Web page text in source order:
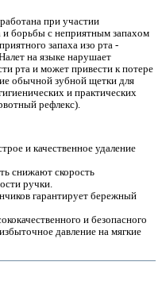
при участии
и борьбы с неприятным запахом
запаха изо рта -
на языке нарушает
рта и может привести к потере
обычной зубной щетки для
и практических
рефлекс).
и качественное удаление
снижают скорость
ручки.
гарантирует бережный
и безопасного
давление на мягкие